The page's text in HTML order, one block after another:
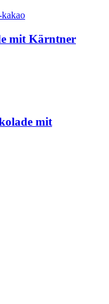
mit Kärntner
mit